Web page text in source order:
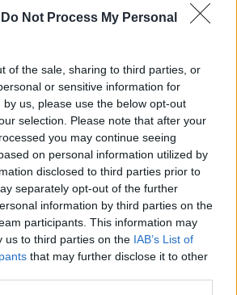
Do Not Process My Personal
of the sale, sharing to third parties, or
or sensitive information for
us, please use the below opt-out
selection. Please note that after your
you may continue seeing
on personal information utilized by
disclosed to third parties prior to
separately opt-out of the further
information by third parties on the
participants. This information may
us to third parties on the IAB’s List of
that may further disclose it to other
v roce 2023, nad termínem jsou
ale otazníky
vzpomínaly na filmovou